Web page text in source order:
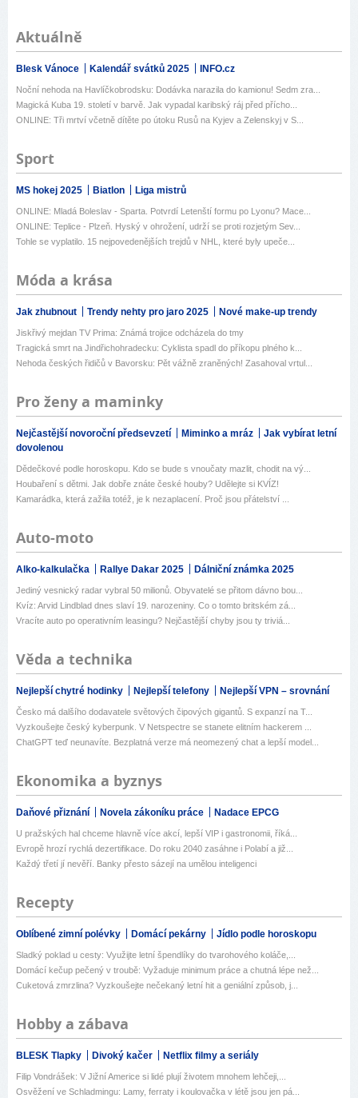
Aktuálně
Blesk Vánoce Kalendář svátků 2025 INFO.cz
Noční nehoda na Havlíčkobrodsku: Dodávka narazila do kamionu! Sedm zra...
Magická Kuba 19. století v barvě. Jak vypadal karibský ráj před přícho...
ONLINE: Tři mrtví včetně dítěte po útoku Rusů na Kyjev a Zelenskyj v S...
Sport
MS hokej 2025 Biatlon Liga mistrů
ONLINE: Mladá Boleslav - Sparta. Potvrdí Letenští formu po Lyonu? Mace...
ONLINE: Teplice - Plzeň. Hyský v ohrožení, udrží se proti rozjetým Sev...
Tohle se vyplatilo. 15 nejpovedenějších trejdů v NHL, které byly upeče...
Móda a krása
Jak zhubnout Trendy nehty pro jaro 2025 Nové make-up trendy
Jiskřivý mejdan TV Prima: Známá trojice odcházela do tmy
Tragická smrt na Jindřichohradecku: Cyklista spadl do příkopu plného k...
Nehoda českých řidičů v Bavorsku: Pět vážně zraněných! Zasahoval vrtul...
Pro ženy a maminky
Nejčastější novoroční předsevzetí Miminko a mráz
Jak vybírat letní
dovolenou
Dědečkové podle horoskopu. Kdo se bude s vnoučaty mazlit, chodit na vý...
Houbaření s dětmi. Jak dobře znáte české houby? Udělejte si KVÍZ!
Kamarádka, která zažila totéž, je k nezaplacení. Proč jsou přátelství ...
Auto-moto
Alko-kalkulačka Rallye Dakar 2025 Dálniční známka 2025
Jediný vesnický radar vybral 50 milionů. Obyvatelé se přitom dávno bou...
Kvíz: Arvid Lindblad dnes slaví 19. narozeniny. Co o tomto britském zá...
Vracíte auto po operativním leasingu? Nejčastější chyby jsou ty triviá...
Věda a technika
Nejlepší chytré hodinky Nejlepší telefony Nejlepší VPN – srovnání
Česko má dalšího dodavatele světových čipových gigantů. S expanzí na T...
Vyzkoušejte český kyberpunk. V Netspectre se stanete elitním hackerem ...
ChatGPT teď neunavíte. Bezplatná verze má neomezený chat a lepší model...
Ekonomika a byznys
Daňové přiznání Novela zákoníku práce Nadace EPCG
U pražských hal chceme hlavně více akcí, lepší VIP i gastronomii, říká...
Evropě hrozí rychlá dezertifikace. Do roku 2040 zasáhne i Polabí a již...
Každý třetí jí nevěří. Banky přesto sázejí na umělou inteligenci
Recepty
Oblíbené zimní polévky Domácí pekárny Jídlo podle horoskopu
Sladký poklad u cesty: Využijte letní špendlíky do tvarohového koláče,...
Domácí kečup pečený v troubě: Vyžaduje minimum práce a chutná lépe než...
Cuketová zmrzlina? Vyzkoušejte nečekaný letní hit a geniální způsob, j...
Hobby a zábava
BLESK Tlapky Divoký kačer Netflix filmy a seriály
Filip Vondrášek: V Jižní Americe si lidé plují životem mnohem lehčeji,...
Osvěžení ve Schladmingu: Lamy, ferraty i koulovačka v létě jsou jen pá...